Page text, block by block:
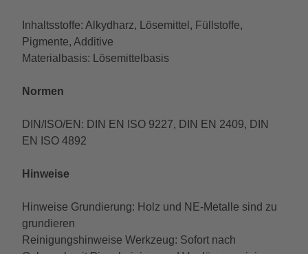
Inhaltsstoffe: Alkydharz, Lösemittel, Füllstoffe,
Pigmente, Additive
Materialbasis: Lösemittelbasis
Normen
DIN/ISO/EN: DIN EN ISO 9227, DIN EN 2409, DIN
EN ISO 4892
Hinweise
Hinweise Grundierung: Holz und NE-Metalle sind zu
grundieren
Reinigungshinweise Werkzeug: Sofort nach